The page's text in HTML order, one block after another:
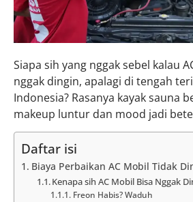
Siapa sih yang nggak sebel kalau
nggak dingin, apalagi di tengah
Indonesia? Rasanya kayak sauna
makeup luntur dan mood jadi
Daftar isi
Biaya Perbaikan AC Mobil Tidak
Kenapa sih AC Mobil Bisa Nggak
Freon Habis? Waduh